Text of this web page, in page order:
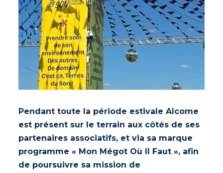
Pendant toute la période estivale Alcome
est présent sur le terrain aux côtés de ses
partenaires associatifs, et via sa marque
programme « Mon Mégot Où Il Faut », afin
de poursuivre sa mission de